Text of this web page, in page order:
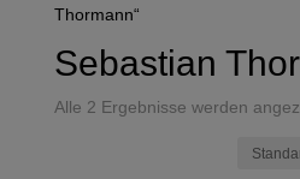
Thormann“
Sebastian
Alle 2 Ergebnisse werden